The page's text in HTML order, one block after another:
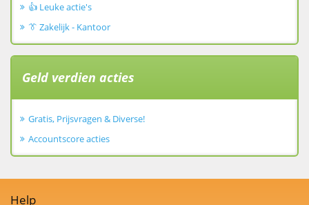
👍 Leuke actie's
👔 Zakelijk - Kantoor
Geld verdien acties
Gratis, Prijsvragen & Diverse!
Accountscore acties
Help